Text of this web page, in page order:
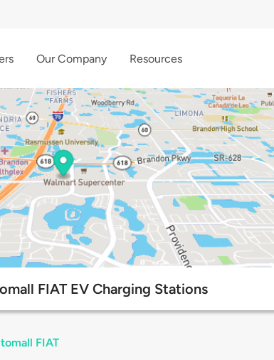
Our Company Resources
FIAT EV Charging Stations
FIAT